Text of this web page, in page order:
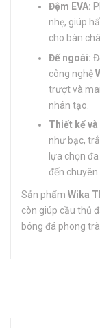
Đệm EVA:
nhẹ, giúp
cho bàn
Đế ngoài:
công nghệ
trượt và
nhân tạo.
Thiết kế
như bạc,
lựa chọn
đến chuyên
Sản phẩm Wika
còn giúp cầu thủ
bóng đá phong